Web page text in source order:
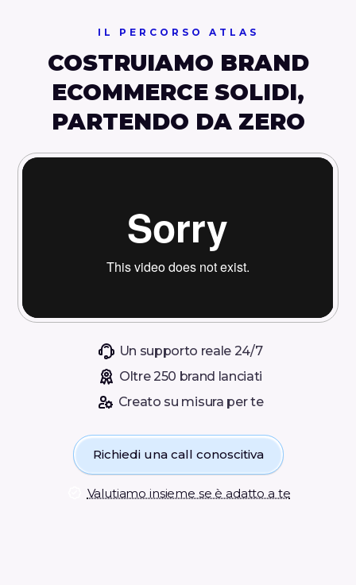
0
0
0
0
0
2
3
4
5
7
8
IL PERCORSO ATLAS
COSTRUIAMO BRAND
ECOMMERCE SOLIDI,
PARTENDO DA ZERO
Un supporto reale 24/7
Oltre 250 brand lanciati
Creato su misura per te
Richiedi una call conoscitiva
Valutiamo insieme se è adatto a te